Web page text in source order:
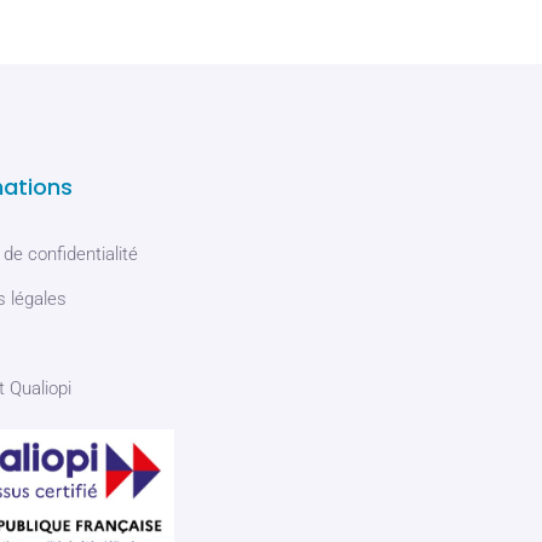
de confidentialité
légales
Qualiopi